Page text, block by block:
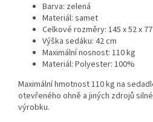
Barva: zelená
Materiál: samet
Celkové rozměry: 145 x 52 x 77
Výška sedáku: 42 cm
Maximální nosnost: 110 kg
Materiál: Polyester: 100%
Maximální hmotnost 110 kg na
otevřeného ohně a jiných zdrojů
výrobku.